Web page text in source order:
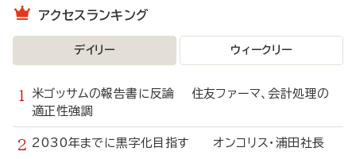
アクセスランキング
デイリー ウィークリー
米ゴッサムの報告書に反論 住友ファーマ、会計処理の
適正性強調
2030年までに黒字化目指す オンコリス・浦田社長